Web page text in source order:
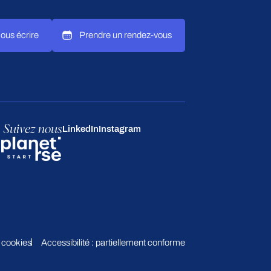
écrire Prendre un rendez-vous
Suivez nousLinkedInInstagram
cookies Accessibilité : partiellement conforme